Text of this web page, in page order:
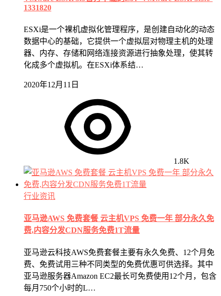
1331820
ESXi是一个裸机虚拟化管理程序，是创建自动化的动态
数据中心的基础，它提供一个虚拟层对物理主机的处理
器、内存、存储和网络连接资源进行抽象处理，使其转
化成多个虚拟机。在ESXi体系结…
2020年12月11日
1.8K
行业资讯
亚马逊AWS 免费套餐 云主机VPS 免费一年 部分永久免
费,内容分发CDN服务免费1T流量
亚马逊云科技AWS免费套餐主要有永久免费、12个月免
费、免费试用三种不同类型的免费优惠可供选择。其中
亚马逊服务器Amazon EC2最长可免费使用12个月，包含
每月750个小时的L…